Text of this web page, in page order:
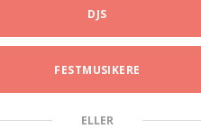
DJS
FESTMUSIKERE
ELLER